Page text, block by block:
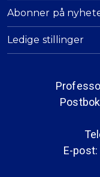
Abonner på
Ledige stillinger
E-post: